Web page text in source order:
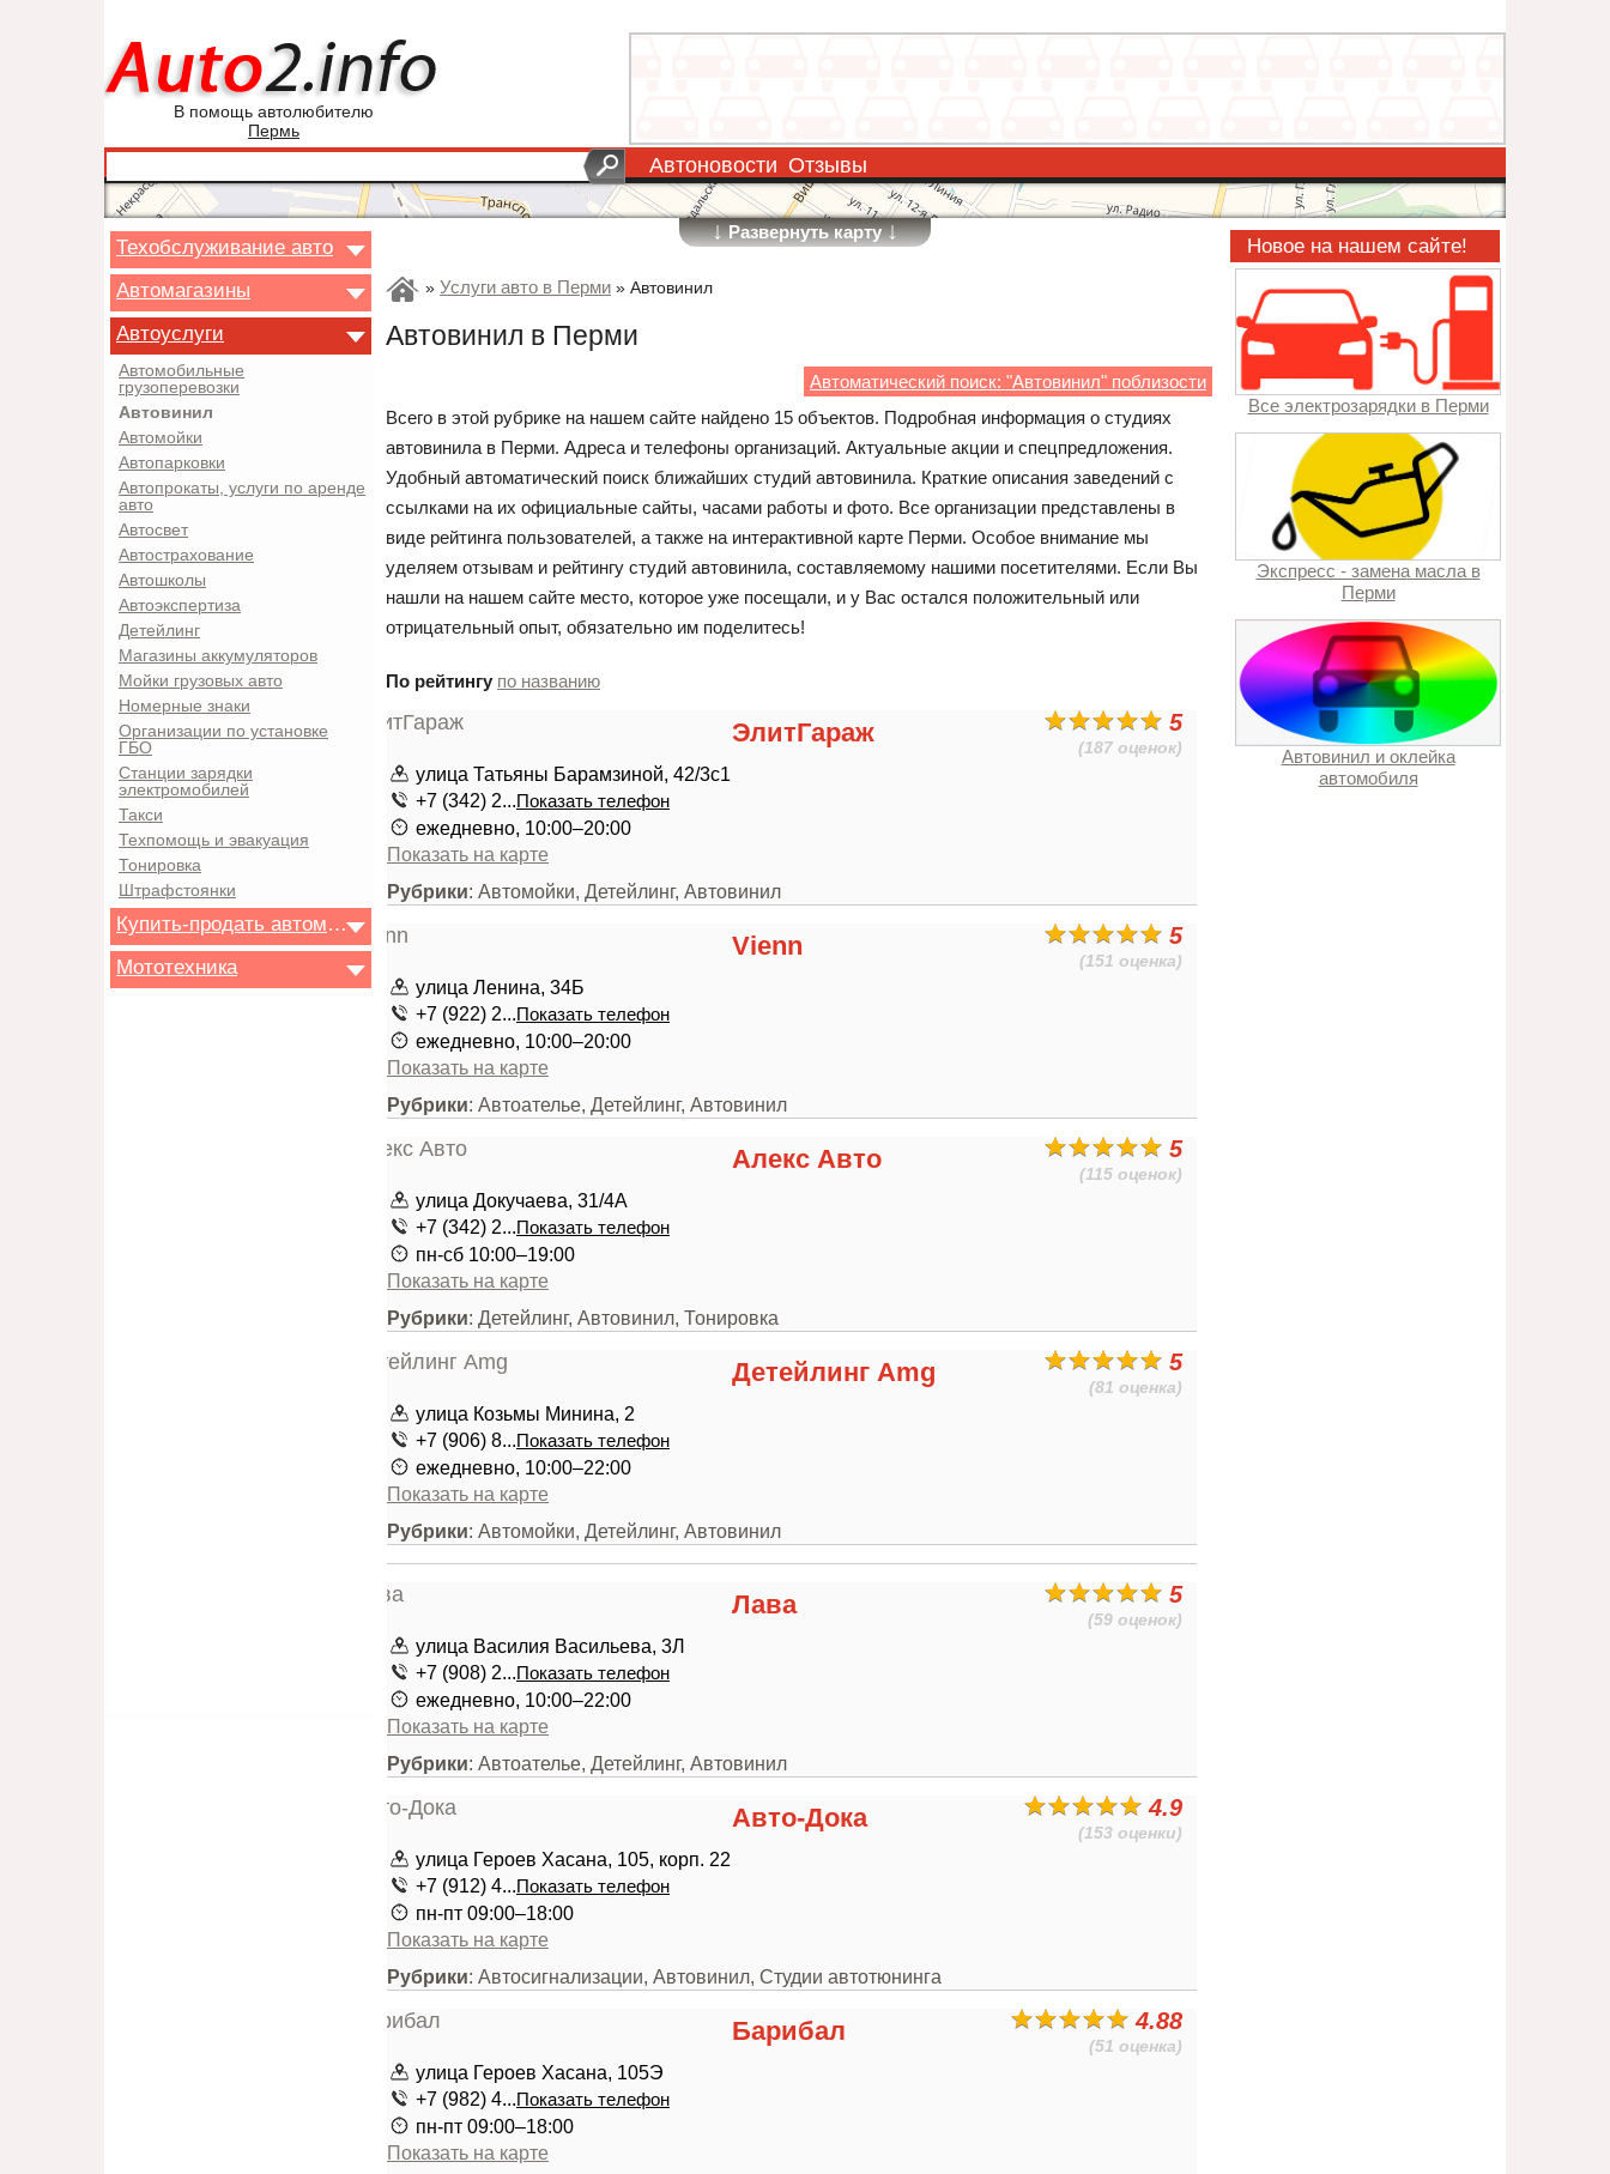
В помощь автолюбителю
Пермь
Автоновости Отзывы
↓Развернуть карту↓
Техобслуживание авто
Автомагазины
Автоуслуги
Автомобильные
грузоперевозки
Автовинил
Автомойки
Автопарковки
Автопрокаты, услуги по аренде
авто
Автосвет
Автострахование
Автошколы
Автоэкспертиза
Детейлинг
Магазины аккумуляторов
Мойки грузовых авто
Номерные знаки
Организации по установке
ГБО
Станции зарядки
электромобилей
Такси
Техпомощь и эвакуация
Тонировка
Штрафстоянки
Купить-продать автомобиль
Мототехника
» Услуги авто в Перми » Автовинил
Автовинил в Перми
Автоматический поиск: "Автовинил" поблизости
Всего в этой рубрике на нашем сайте найдено 15 объектов. Подробная информация о студиях
автовинила в Перми. Адреса и телефоны организаций. Актуальные акции и спецпредложения.
Удобный автоматический поиск ближайших студий автовинила. Краткие описания заведений с
ссылками на их официальные сайты, часами работы и фото. Все организации представлены в
виде рейтинга пользователей, а также на интерактивной карте Перми. Особое внимание мы
уделяем отзывам и рейтингу студий автовинила, составляемому нашими посетителями. Если Вы
нашли на нашем сайте место, которое уже посещали, и у Вас остался положительный или
отрицательный опыт, обязательно им поделитесь!
По рейтингу по названию
5
(187 оценок)
ЭлитГараж
улица Татьяны Барамзиной, 42/3с1
+7 (342) 2...Показать телефон
ежедневно, 10:00–20:00
Показать на карте
Рубрики: Автомойки, Детейлинг, Автовинил
5
(151 оценка)
Vienn
улица Ленина, 34Б
+7 (922) 2...Показать телефон
ежедневно, 10:00–20:00
Показать на карте
Рубрики: Автоателье, Детейлинг, Автовинил
5
(115 оценок)
Алекс Авто
улица Докучаева, 31/4А
+7 (342) 2...Показать телефон
пн-сб 10:00–19:00
Показать на карте
Рубрики: Детейлинг, Автовинил, Тонировка
5
(81 оценка)
Детейлинг Amg
улица Козьмы Минина, 2
+7 (906) 8...Показать телефон
ежедневно, 10:00–22:00
Показать на карте
Рубрики: Автомойки, Детейлинг, Автовинил
5
(59 оценок)
Лава
улица Василия Васильева, 3Л
+7 (908) 2...Показать телефон
ежедневно, 10:00–22:00
Показать на карте
Рубрики: Автоателье, Детейлинг, Автовинил
4.9
(153 оценки)
Авто-Дока
улица Героев Хасана, 105, корп. 22
+7 (912) 4...Показать телефон
пн-пт 09:00–18:00
Показать на карте
Рубрики: Автосигнализации, Автовинил, Студии автотюнинга
4.88
(51 оценка)
Барибал
улица Героев Хасана, 105Э
+7 (982) 4...Показать телефон
пн-пт 09:00–18:00
Показать на карте
Новое на нашем сайте!
Все электрозарядки в Перми
Экспресс - замена масла в
Перми
Автовинил и оклейка
автомобиля